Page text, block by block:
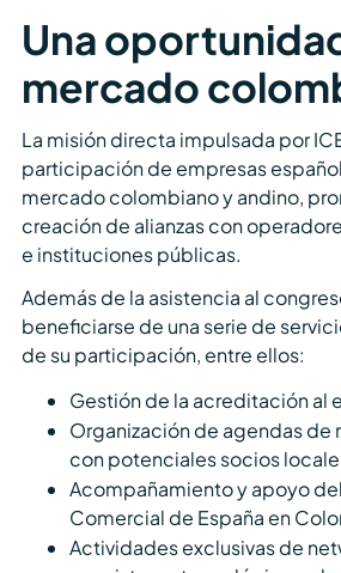
Una
mercado
La misión directa impulsada por
participación de empresas
mercado colombiano y andino,
creación de alianzas con
e instituciones públicas.
Además de la asistencia al
beneficiarse de una serie de
de su participación, entre ellos:
Gestión de la acreditación al
Organización de agendas de
con potenciales socios
Acompañamiento y apoyo
Comercial de España en
Actividades exclusivas de